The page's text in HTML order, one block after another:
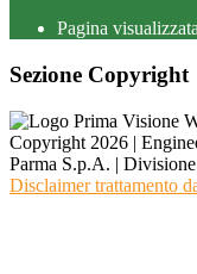
Pagina
Sezione Copyright
Copyright 2026 |
Parma S.p.A. |
Disclaimer trattamento